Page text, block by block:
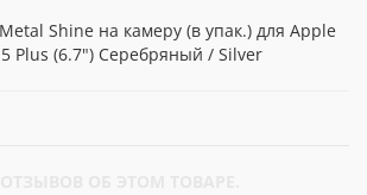
Shine на камеру (в упак.) для Apple
Plus (6.7") Серебряный / Silver